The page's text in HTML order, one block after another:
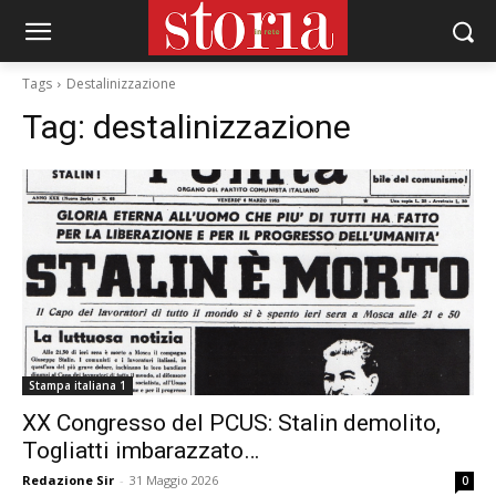
Tags Destalinizzazione
Tag: destalinizzazione
Stampa italiana 1
XX Congresso del PCUS: Stalin demolito,
Togliatti imbarazzato…
Redazione Sir - 31 Maggio 2026 0